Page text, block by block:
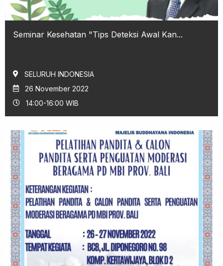
Seminar Kesehatan "Tips Deteksi Awal Kan...
SELURUH INDONESIA
26 November 2022
14:00-16:00 WIB